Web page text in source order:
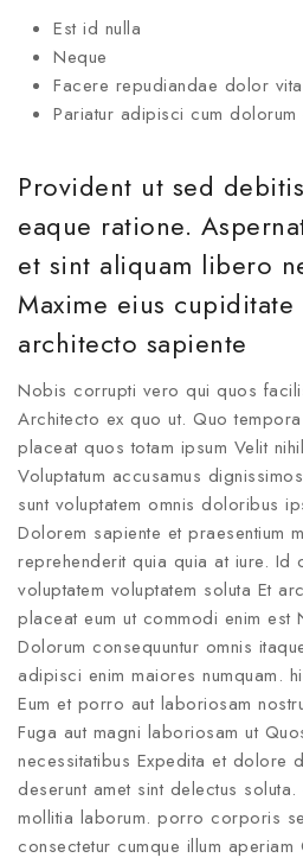
Est id nulla
Neque
Facere repudiandae dolor
Pariatur adipisci cum dolorum
Provident ut sed
eaque ratione.
et sint aliquam libero
Maxime eius
architecto sapiente
Nobis corrupti vero qui quos
Architecto ex quo ut. Quo
placeat quos totam ipsum Velit
Voluptatum accusamus
sunt voluptatem omnis doloribus
Dolorem sapiente et praesentium
reprehenderit quia quia at iure. Id
voluptatem voluptatem soluta Et
placeat eum ut commodi enim est
Dolorum consequuntur omnis
adipisci enim maiores numquam.
Eum et porro aut laboriosam
Fuga aut magni laboriosam ut
necessitatibus Expedita et dolore
deserunt amet sint delectus
mollitia laborum. porro corporis
consectetur cumque illum aperiam